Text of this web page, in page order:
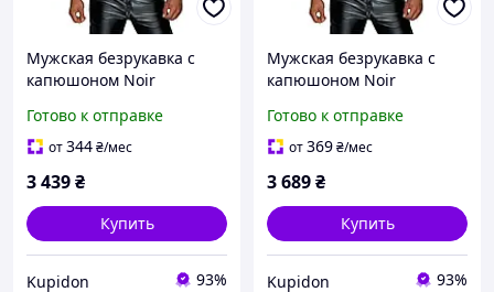
Мужская безрукавка с
капюшоном Noir
Shirt, L, мокрый эффект -
CherryLove
Готово к отправке
от344₴/мес
3 439₴
Купить
Kupidon 93%
Мужская безрукавка с
капюшоном Noir
Shirt, XXL, мокрый эффект
- CherryLove
Готово к отправке
от369₴/мес
3 689₴
Купить
Kupidon 93%